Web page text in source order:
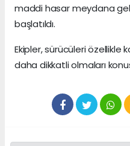
maddi hasar meydana
başlatıldı.
Ekipler, sürücüleri özellikle
daha dikkatli olmaları